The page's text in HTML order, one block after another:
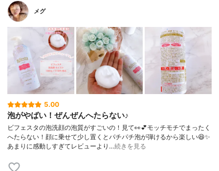
メグ
5.00
泡がやばい！ぜんぜんへたらない♪
ビフェスタの泡洗顔の泡質がすごいの！見て👀💕モッチモチでまったく
へたらない！顔に乗せて少し置くとパチパチ泡が弾けるから楽しい😆✨
あまりに感動しすぎてレビューより…続きを見る